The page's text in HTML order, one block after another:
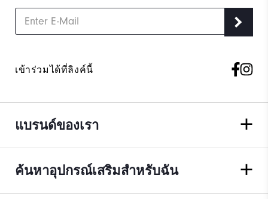
เข้าร่วมได้ที่ลิงค์นี้
แบรนด์ของเรา
ค้นหาอุปกรณ์เสริมสำหรับฉัน